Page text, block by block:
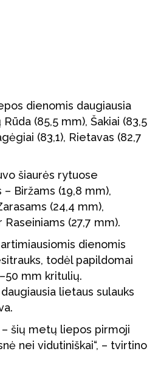
dienomis daugiausia
(85,5 mm), Šakiai (83,5
(83,1), Rietavas (82,7
šiaurės rytuose
Biržams (19,8 mm),
(24,4 mm),
Raseiniams (27,7 mm).
dienomis
todėl papildomai
mm kritulių.
lietaus sulauks
– šių metų liepos pirmoji
nei vidutiniškai“, – tvirtino